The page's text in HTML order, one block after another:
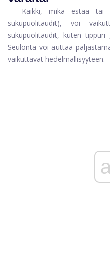
Kaikki, mikä estää tai
sukupuolitaudit), voi
sukupuolitaudit, kuten tippuri
Seulonta voi auttaa
vaikuttavat hedelmällisyyteen.